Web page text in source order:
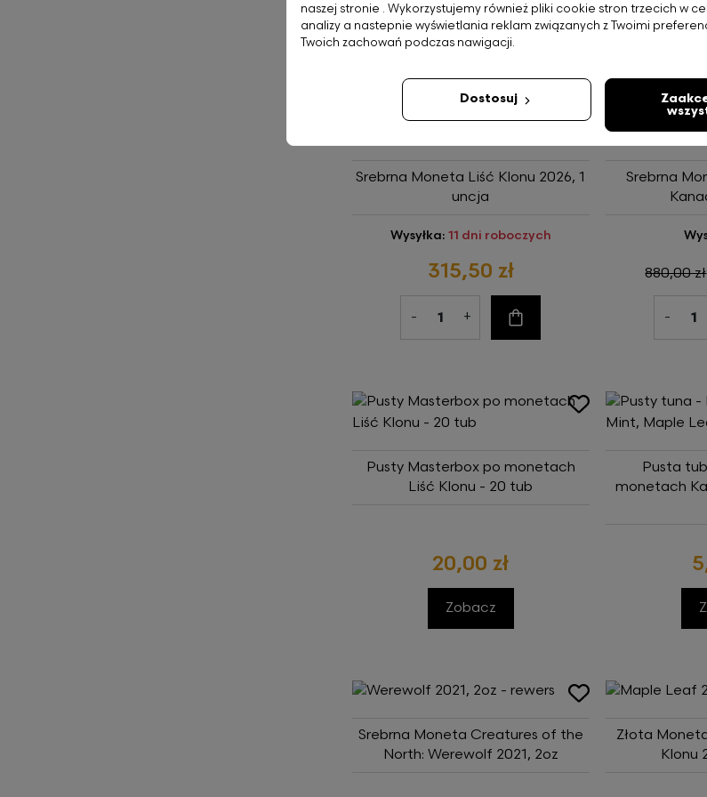
- + Do koszyka -
Srebrna Moneta Liść Klonu 2026, 1
uncja
Wysyłka: 11 dni roboczych
315,50 zł
- + Do koszyka
Srebrna
880,00 zł
-
Pusty Masterbox po monetach
Liść Klonu - 20 tub
20,00 zł
Zobacz
Pusta
monetach
Srebrna Moneta Creatures of the
North: Werewolf 2021, 2oz
Złota
Klonu
naszej stronie . Wykorzystujemy również pliki cookie stron trzecich w
analizy a nastepnie wyświetlania reklam związanych z Twoimi
Twoich zachowań podczas nawigacji.
Dostosuj